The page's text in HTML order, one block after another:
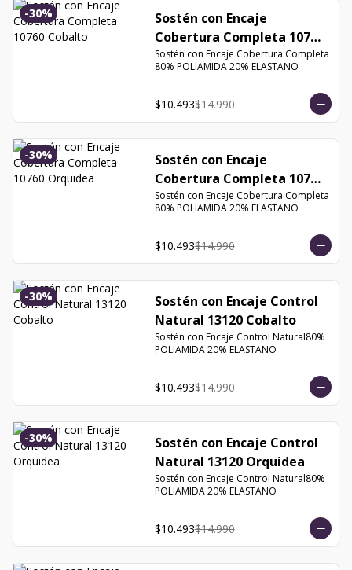
-30%
Sostén con Encaje
Cobertura Completa 10760
Cobalto
Sostén con Encaje Cobertura Completa
80% POLIAMIDA 20% ELASTANO
$10.493$14.990
-30%
Sostén con Encaje
Cobertura Completa 10760
Orquidea
Sostén con Encaje Cobertura Completa
80% POLIAMIDA 20% ELASTANO
$10.493$14.990
-30%
Sostén con Encaje Control
Natural 13120 Cobalto
Sostén con Encaje Control Natural80%
POLIAMIDA 20% ELASTANO
$10.493$14.990
-30%
Sostén con Encaje Control
Natural 13120 Orquidea
Sostén con Encaje Control Natural80%
POLIAMIDA 20% ELASTANO
$10.493$14.990